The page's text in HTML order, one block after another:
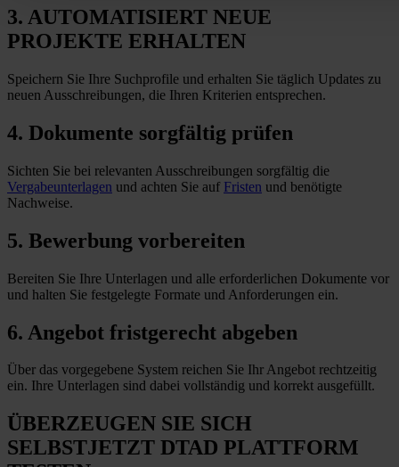
3. AUTOMATISIERT NEUE
PROJEKTE ERHALTEN
Speichern Sie Ihre Suchprofile und erhalten Sie täglich Updates zu
neuen Ausschreibungen, die Ihren Kriterien entsprechen.
4. Dokumente sorgfältig prüfen
Sichten Sie bei relevanten Ausschreibungen sorgfältig die
Vergabeunterlagen und achten Sie auf Fristen und benötigte
Nachweise.
5. Bewerbung vorbereiten
Bereiten Sie Ihre Unterlagen und alle erforderlichen Dokumente vor
und halten Sie festgelegte Formate und Anforderungen ein.
6. Angebot fristgerecht abgeben
Über das vorgegebene System reichen Sie Ihr Angebot rechtzeitig
ein. Ihre Unterlagen sind dabei vollständig und korrekt ausgefüllt.
ÜBERZEUGEN SIE SICH
SELBSTJETZT DTAD PLATTFORM